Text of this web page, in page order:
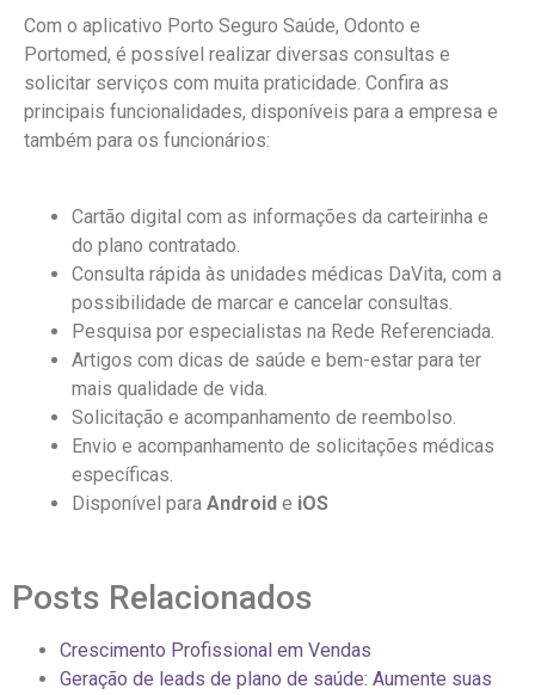
Com o aplicativo Porto Seguro Saúde, Odonto e
Portomed, é possível realizar diversas consultas e
solicitar serviços com muita praticidade. Confira as
principais funcionalidades, disponíveis para a empresa e
também para os funcionários:
Cartão digital com as informações da carteirinha e
do plano contratado.
Consulta rápida às unidades médicas DaVita, com a
possibilidade de marcar e cancelar consultas.
Pesquisa por especialistas na Rede Referenciada.
Artigos com dicas de saúde e bem-estar para ter
mais qualidade de vida.
Solicitação e acompanhamento de reembolso.
Envio e acompanhamento de solicitações médicas
específicas.
Disponível para Android e iOS
Posts Relacionados
Crescimento Profissional em Vendas
Geração de leads de plano de saúde: Aumente suas